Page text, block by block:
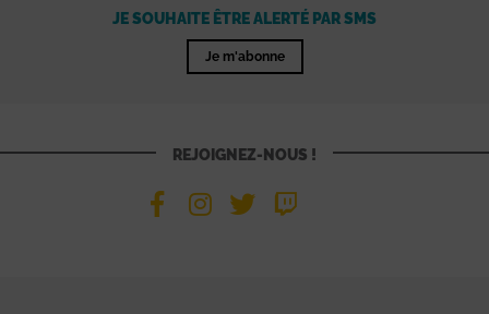
JE SOUHAITE ÊTRE ALERTÉ PAR SMS
Je m'abonne
REJOIGNEZ-NOUS !